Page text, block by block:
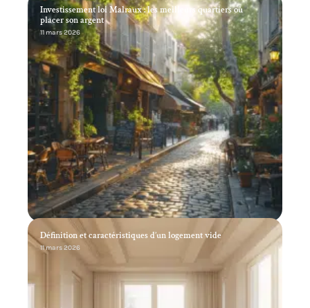
Investissement loi Malraux : les meilleurs quartiers où
placer son argent
11 mars 2026
Définition et caractéristiques d’un logement vide
11 mars 2026